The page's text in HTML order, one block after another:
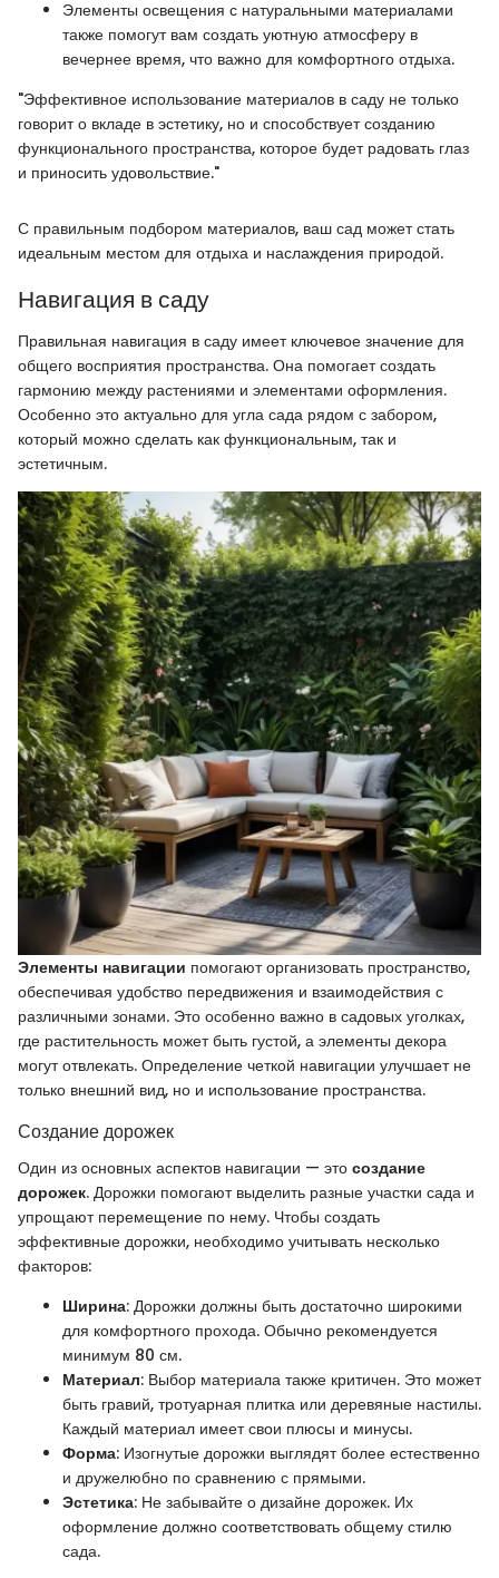
Элементы освещения с натуральными материалами
также помогут вам создать уютную атмосферу в
вечернее время, что важно для комфортного отдыха.
"Эффективное использование материалов в саду не только
говорит о вкладе в эстетику, но и способствует созданию
функционального пространства, которое будет радовать глаз
и приносить удовольствие."
С правильным подбором материалов, ваш сад может стать
идеальным местом для отдыха и наслаждения природой.
Навигация в саду
Правильная навигация в саду имеет ключевое значение для
общего восприятия пространства. Она помогает создать
гармонию между растениями и элементами оформления.
Особенно это актуально для угла сада рядом с забором,
который можно сделать как функциональным, так и
эстетичным.
Элементы навигации помогают организовать пространство,
обеспечивая удобство передвижения и взаимодействия с
различными зонами. Это особенно важно в садовых уголках,
где растительность может быть густой, а элементы декора
могут отвлекать. Определение четкой навигации улучшает не
только внешний вид, но и использование пространства.
Создание дорожек
Один из основных аспектов навигации — это создание
дорожек. Дорожки помогают выделить разные участки сада и
упрощают перемещение по нему. Чтобы создать
эффективные дорожки, необходимо учитывать несколько
факторов:
Ширина: Дорожки должны быть достаточно широкими
для комфортного прохода. Обычно рекомендуется
минимум 80 см.
Материал: Выбор материала также критичен. Это может
быть гравий, тротуарная плитка или деревяные настилы.
Каждый материал имеет свои плюсы и минусы.
Форма: Изогнутые дорожки выглядят более естественно
и дружелюбно по сравнению с прямыми.
Эстетика: Не забывайте о дизайне дорожек. Их
оформление должно соответствовать общему стилю
сада.